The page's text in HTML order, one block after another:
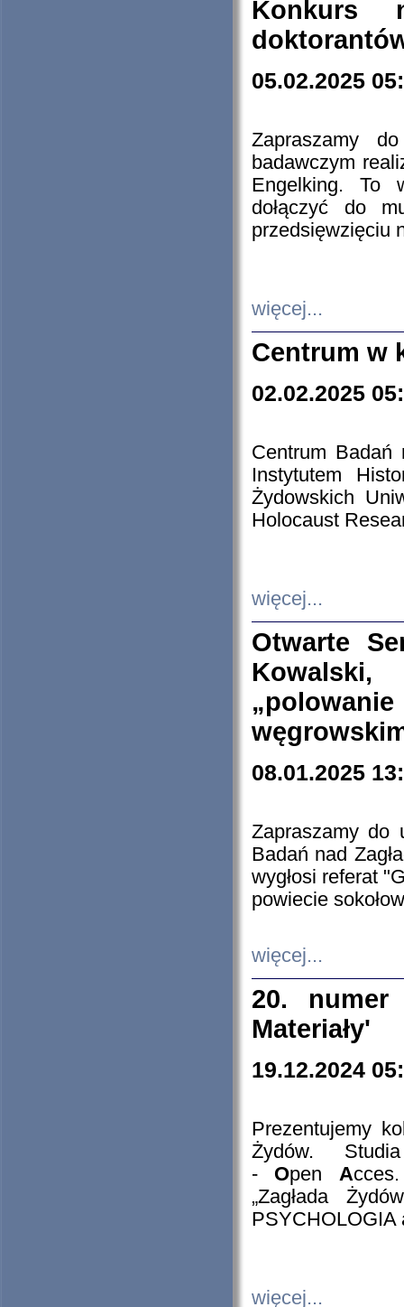
Konkurs
05.02.2025
Zapraszamy
badawczym
Engelking. To
dołączyć do
przedsięwzięciu
więcej...
Centrum w
02.02.2025
Centrum Badań
Instytutem
Żydowskich
Holocaust
więcej...
Otwarte
08.01.2025
Zapraszamy do
Badań nad
wygłosi referat
powiecie
więcej...
20. numer
Materiały'
19.12.2024
Prezentujemy
Żydów.
- Open A
„Zagłada
PSYCHOLOGIA
więcej...